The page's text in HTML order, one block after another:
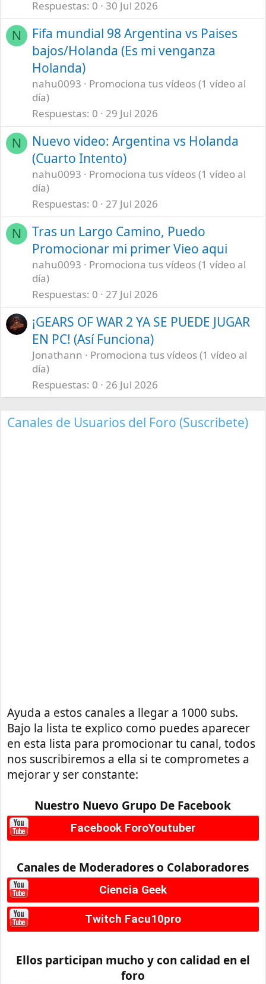
Respuestas 0 30 Jul 2026
N
Fifa mundial 98 Argentina vs Paises
bajos/Holanda (Es mi venganza
Holanda)
nahu0093
Promociona tus vídeos (1 vídeo al
día)
Respuestas 0 29 Jul 2026
N
Nuevo video: Argentina vs Holanda
(Cuarto Intento)
nahu0093
Promociona tus vídeos (1 vídeo al
día)
Respuestas 0 27 Jul 2026
N
Tras un Largo Camino, Puedo
Promocionar mi primer Vieo aqui
nahu0093
Promociona tus vídeos (1 vídeo al
día)
Respuestas 0 27 Jul 2026
¡GEARS OF WAR 2 YA SE PUEDE JUGAR
EN PC! (Así Funciona)
Jonathann
Promociona tus vídeos (1 vídeo al
día)
Respuestas 0 26 Jul 2026
Canales de Usuarios del Foro (Suscribete)
Ayuda a estos canales a llegar a 1000 subs.
Bajo la lista te explico como puedes aparecer
en esta lista para promocionar tu canal, todos
nos suscribiremos a ella si te comprometes a
mejorar y ser constante:
Nuestro Nuevo Grupo De Facebook
Facebook ForoYoutuber
Canales de Moderadores o Colaboradores
Ciencia Geek
Twitch Facu10pro
Ellos participan mucho y con calidad en el
foro